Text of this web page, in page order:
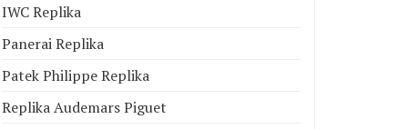
IWC Replika
Panerai Replika
Patek Philippe Replika
Replika Audemars Piguet